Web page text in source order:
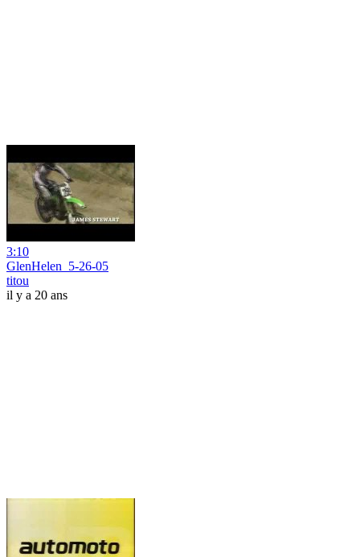
3:10
GlenHelen_5-26-05
titou
il y a 20 ans